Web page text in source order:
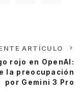
ARTÍCULO
rojo en OpenAI:
la preocupación
por Gemini 3 Pro